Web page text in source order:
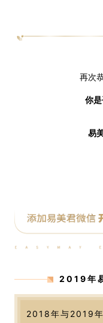
再次
你
易
2019年
2018年与2019年